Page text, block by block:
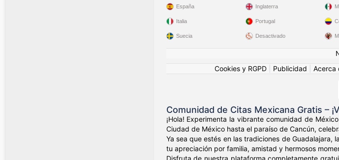
España
Italia
Suecia
Inglaterra
Portugal
Desactivado
Cookies y RGPD
Publicidad Acerca
Comunidad de Citas Mexicana Gratis –
¡Hola! Experimenta la vibrante comunidad de
Ciudad de México hasta el paraíso de Cancún,
Ya sea que estés en las tradiciones de
tu apreciación por familia, amistad y hermosos